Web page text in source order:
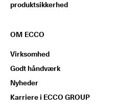
produktsikkerhed
OM ECCO
Virksomhed
Godt håndværk
Nyheder
Karriere i ECCO GROUP